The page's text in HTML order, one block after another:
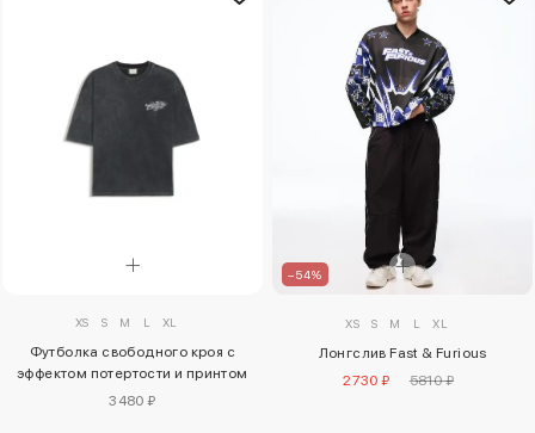
XS S M L XL
Футболка свободного кроя с
эффектом потертости и принтом
3480 ₽
–54%
XS S M L XL
Лонгслив Fast & Furious
2730 ₽
5810 ₽